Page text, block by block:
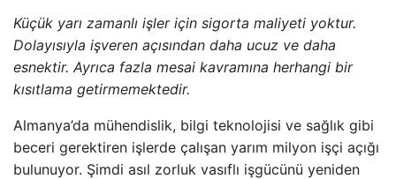
Küçük yarı zamanlı işler için sigorta maliyeti yoktur.
Dolayısıyla işveren açısından daha ucuz ve daha
esnektir. Ayrıca fazla mesai kavramına herhangi bir
kısıtlama getirmemektedir.
Almanya’da mühendislik, bilgi teknolojisi ve sağlık gibi
beceri gerektiren işlerde çalışan yarım milyon işçi açığı
bulunuyor. Şimdi asıl zorluk vasıflı işgücünü yeniden